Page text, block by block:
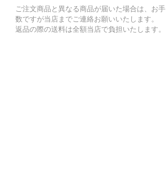
ご注文商品と異なる商品が届いた場合は、お手
数ですが当店までご連絡お願いいたします。
返品の際の送料は全額当店で負担いたします。